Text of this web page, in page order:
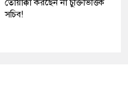
তোয়াক্কা করছেন না চুক্তিভিত্তিক
সচিব!